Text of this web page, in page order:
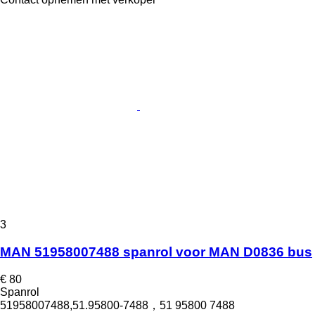
3
MAN 51958007488 spanrol voor MAN D0836 bus
€ 80
Spanrol
51958007488,51.95800-7488，51 95800 7488